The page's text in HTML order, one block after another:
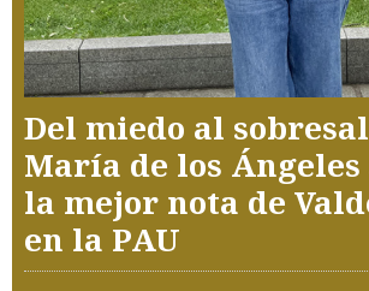
Del miedo al
María de los Ángeles
la mejor nota de
en la PAU